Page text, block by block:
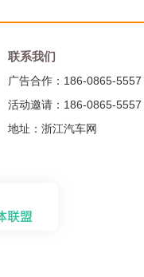
联系我们
广告合作：186-0865-5557
活动邀请：186-0865-5557
地址：浙江汽车网